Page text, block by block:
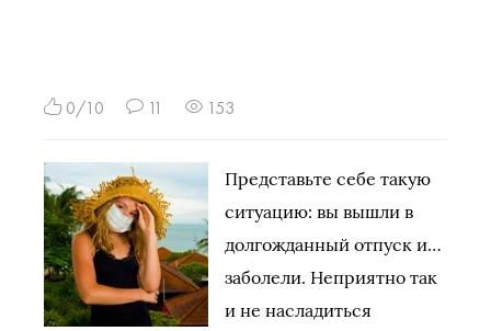
0/10 11 153
Представьте себе такую
ситуацию: вы вышли в
долгожданный отпуск и…
заболели. Неприятно так
и не насладиться